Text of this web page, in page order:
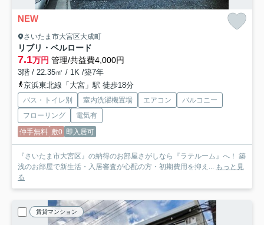
NEW
さいたま市大宮区大成町
リブリ・ベルロード
7.1万円 管理/共益費4,000円
3階 / 22.35㎡ / 1K /築7年
京浜東北線「大宮」駅 徒歩18分
バス・トイレ別 室内洗濯機置場 エアコン
バルコニー
フローリング
電気有
仲手無料 敷0 即入居可
『さいたま市大宮区』の納得のお部屋さがしなら『ラテルーム』へ！ 築
浅のお部屋で新生活・入居審査が心配の方・初期費用を抑え... もっと見
る
賃貸マンション